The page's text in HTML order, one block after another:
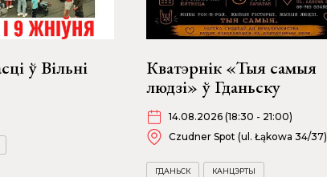
ў Вільні
Кватэрнік «Тыя самыя
людзі» ў Гданьску
14.08.2026 (18:30 - 21:00)
Czudner Spot (ul. Łąkowa 34/37)
ГДАНЬСК КАНЦЭРТЫ